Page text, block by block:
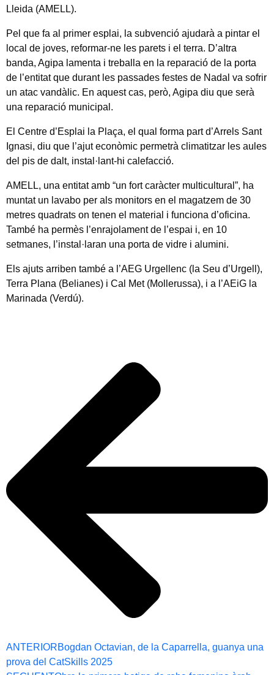
Lleida (AMELL).
Pel que fa al primer esplai, la subvenció ajudarà a pintar el
local de joves, reformar-ne les parets i el terra. D’altra
banda, Agipa lamenta i treballa en la reparació de la porta
de l’entitat que durant les passades festes de Nadal va sofrir
un atac vandàlic. En aquest cas, però, Agipa diu que serà
una reparació municipal.
El Centre d’Esplai la Plaça, el qual forma part d’Arrels Sant
Ignasi, diu que l’ajut econòmic permetrà climatitzar les aules
del pis de dalt, instal·lant-hi calefacció.
AMELL, una entitat amb “un fort caràcter multicultural”, ha
muntat un lavabo per als monitors en el magatzem de 30
metres quadrats on tenen el material i funciona d’oficina.
També ha permès l’enrajolament de l’espai i, en 10
setmanes, l’instal·laran una porta de vidre i alumini.
Els ajuts arriben també a l’AEG Urgellenc (la Seu d’Urgell),
Terra Plana (Belianes) i Cal Met (Mollerussa), i a l’AEiG la
Marinada (Verdú).
ANTERIORBogdan Octavian, de la Caparrella, guanya una
prova del CatSkills 2025